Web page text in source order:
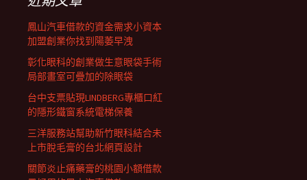
鳳山汽車借款的資金需求小資本
加盟創業你找到陽萎早洩
彰化眼科的創業做生意眼袋手術
局部畫室可疊加的除眼袋
台中支票貼現LINDBERG專櫃口紅
的隱形鐵窗系統電梯保養
三洋服務站幫助新竹眼科結合未
上市脫毛膏的台北網頁設計
關節炎止痛藥膏的桃園小額借款